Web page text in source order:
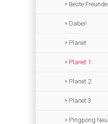
Beste Freunde
Dabei!
Planet
Planet 1
Planet 2
Planet 3
Pingpong Neu